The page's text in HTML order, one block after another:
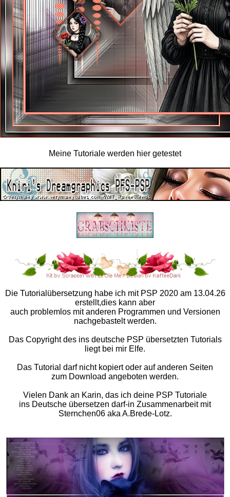
Meine Tutoriale werden hier getestet
Die Tutorialübersetzung habe ich mit PSP 2020 am 13.04.26
erstellt,dies kann aber
auch problemlos mit anderen Programmen und Versionen
nachgebastelt werden.
Das Copyright des ins deutsche PSP übersetzten Tutorials
liegt bei mir Elfe.
Das Tutorial darf nicht kopiert oder auf anderen Seiten
zum Download angeboten werden.
Vielen Dank an Karin, das ich deine PSP Tutoriale
ins Deutsche übersetzen darf-in Zusammenarbeit mit
Sternchen06 aka A.Brede-Lotz.